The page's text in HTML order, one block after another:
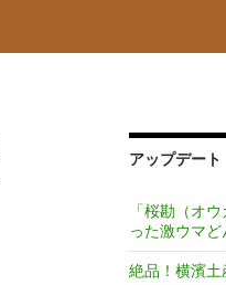
アップデート
「桜勘（オ
った激ウマど
絶品！横濱土